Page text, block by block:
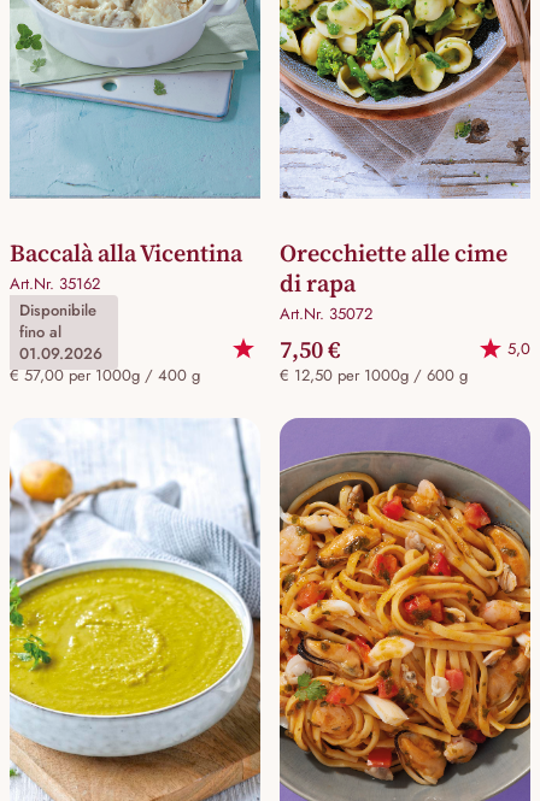
Disponibile
fino al
01.09.2026
Baccalà alla Vicentina
Art.Nr. 35162
22,80 €
€ 57,00 per 1000g / 400 g
Orecchiette alle cime
di rapa
Art.Nr. 35072
7,50 €
5,0
€ 12,50 per 1000g / 600 g